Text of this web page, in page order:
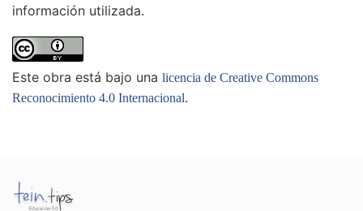
información utilizada.
Este obra está bajo una licencia de Creative Commons
Reconocimiento 4.0 Internacional.